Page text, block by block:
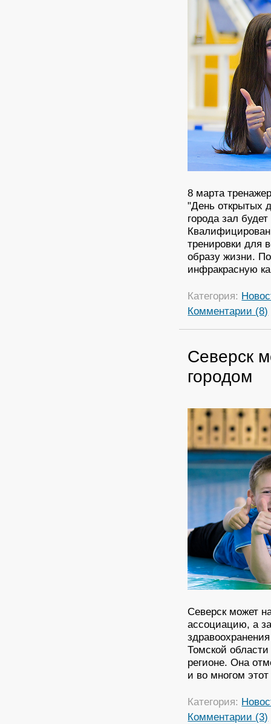
8 марта
"День открытых
города зал
тренировки для
образу жизни.
инфракрасную
Категория:
Комментарии (8)
Северск
городом
Северск может
ассоциацию, а
Томской
регионе. Она
и во многом
Категория:
Комментарии (3)